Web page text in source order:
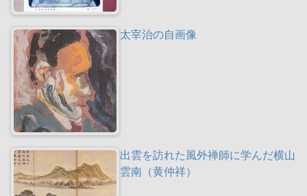
太宰治の自画像
出雲を訪れた風外禅師に学んだ横山
雲南（黄仲祥）